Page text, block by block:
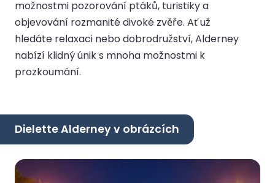
možnostmi pozorování ptáků, turistiky a
objevování rozmanité divoké zvěře. Ať už
hledáte relaxaci nebo dobrodružství, Alderney
nabízí klidný únik s mnoha možnostmi k
prozkoumání.
Dielette Alderney v obrázcích